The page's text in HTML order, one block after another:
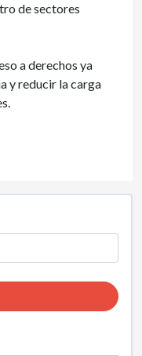
de sectores
a derechos ya
y reducir la carga